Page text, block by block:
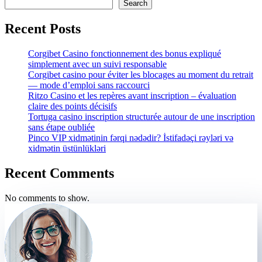
Search
Recent Posts
Corgibet Casino fonctionnement des bonus expliqué
simplement avec un suivi responsable
Corgibet casino pour éviter les blocages au moment du retrait
— mode d’emploi sans raccourci
Ritzo Casino et les repères avant inscription – évaluation
claire des points décisifs
Tortuga casino inscription structurée autour de une inscription
sans étape oubliée
Pinco VIP xidmətinin fərqi nədədir? İstifadəçi rəyləri və
xidmətin üstünlükləri
Recent Comments
No comments to show.